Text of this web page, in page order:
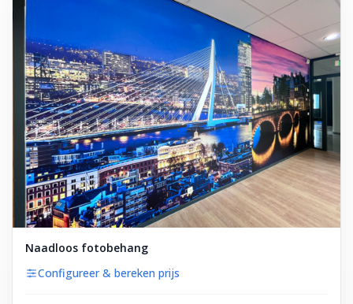
Naadloos fotobehang
Configureer & bereken prijs